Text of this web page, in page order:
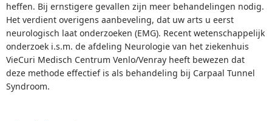
heffen. Bij ernstigere gevallen zijn meer behandelingen nodig.
Het verdient overigens aanbeveling, dat uw arts u eerst
neurologisch laat onderzoeken (EMG). Recent wetenschappelijk
onderzoek i.s.m. de afdeling Neurologie van het ziekenhuis
VieCuri Medisch Centrum Venlo/Venray heeft bewezen dat
deze methode effectief is als behandeling bij Carpaal Tunnel
Syndroom.